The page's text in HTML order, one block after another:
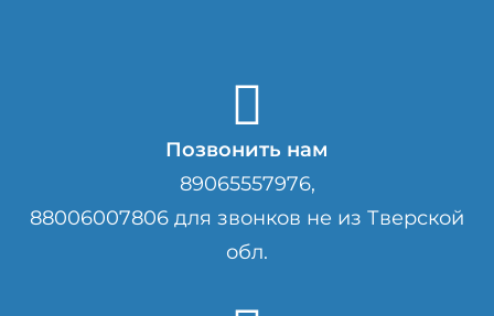
Позвонить нам
89065557976,
88006007806 для звонков не из Тверской
обл.